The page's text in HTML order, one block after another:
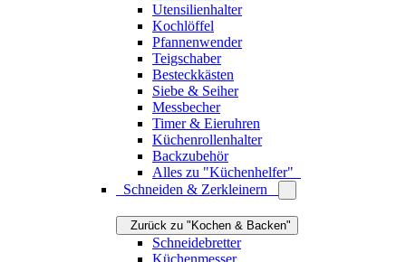
Küchenreiben & Hobel
Sparschäler
Nussknacker
Alles zu "Schneiden & Zerkleinern"
Würzen
Zurück zu "Kochen & Backen"
Salzmühlen & Pfeffermühlen
Salzstreuer & Pfefferstreuer
Essigspender & Ölspender
Alles zu "Würzen"
Kochgeschirr
Zurück zu "Kochen & Backen"
Kochtöpfe
Kochpfannen